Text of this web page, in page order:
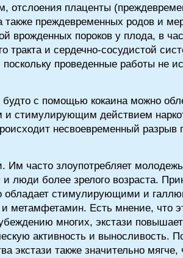
отслоения плаценты
также преждевременных родов и
врожденных пороков у плода, в
тракта и сердечно-сосудистой
поскольку проведенные работы не
с помощью кокаина можно
стимулирующим действием
несвоевременный
Им часто злоупотребляет
люди более зрелого возраста.
стимулирующими и
и метамфетамин. Есть мнение, что
многих, экстази
активность и выносливость.
экстази также значительно